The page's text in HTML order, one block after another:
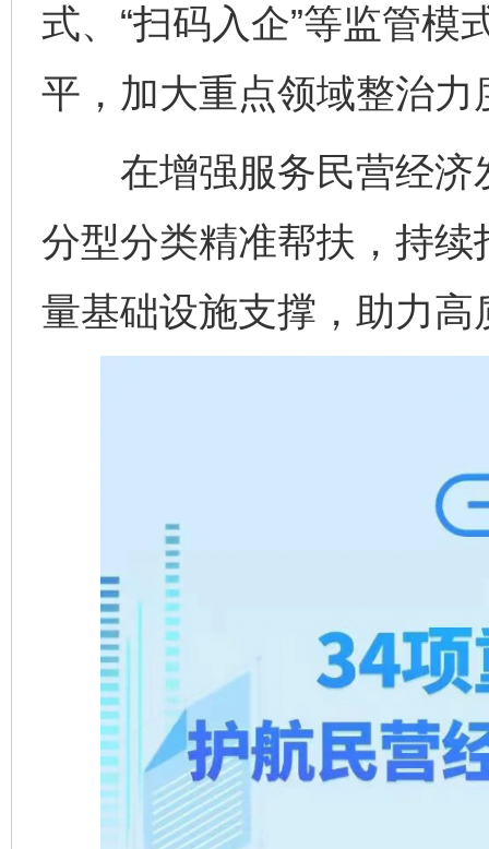
式、“扫码入企”等监管
平，加大重点领域整治
在增强服务民营经济
分型分类精准帮扶，持续
量基础设施支撑，助力高